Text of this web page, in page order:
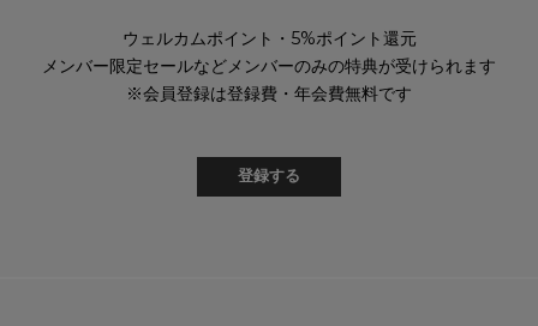
ウェルカムポイント・5%ポイント還元
メンバー限定セールなどメンバーのみの特典が受けられます
※会員登録は登録費・年会費無料です
登録する